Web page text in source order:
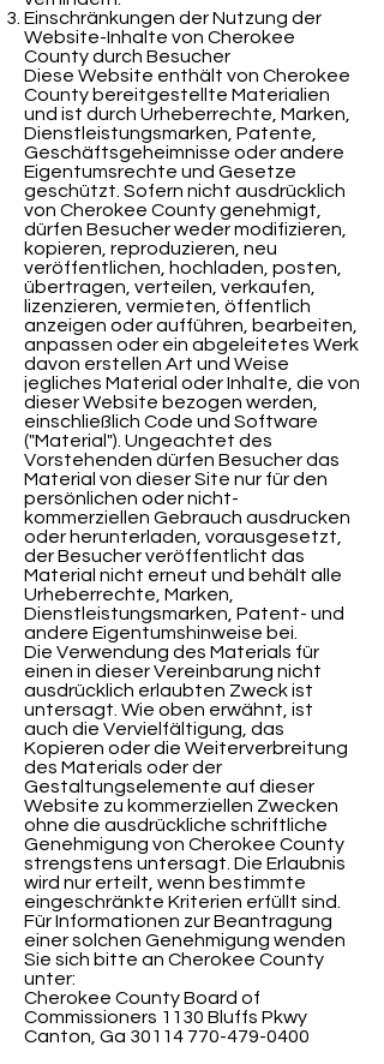
Einschränkungen der Nutzung der
Website-Inhalte von Cherokee
County durch Besucher
Diese Website enthält von Cherokee
County bereitgestellte Materialien
und ist durch Urheberrechte, Marken,
Dienstleistungsmarken, Patente,
Geschäftsgeheimnisse oder andere
Eigentumsrechte und Gesetze
geschützt. Sofern nicht ausdrücklich
von Cherokee County genehmigt,
dürfen Besucher weder modifizieren,
kopieren, reproduzieren, neu
veröffentlichen, hochladen, posten,
übertragen, verteilen, verkaufen,
lizenzieren, vermieten, öffentlich
anzeigen oder aufführen, bearbeiten,
anpassen oder ein abgeleitetes Werk
davon erstellen Art und Weise
jegliches Material oder Inhalte, die von
dieser Website bezogen werden,
einschließlich Code und Software
("Material"). Ungeachtet des
Vorstehenden dürfen Besucher das
Material von dieser Site nur für den
persönlichen oder nicht-
kommerziellen Gebrauch ausdrucken
oder herunterladen, vorausgesetzt,
der Besucher veröffentlicht das
Material nicht erneut und behält alle
Urheberrechte, Marken,
Dienstleistungsmarken, Patent- und
andere Eigentumshinweise bei.
Die Verwendung des Materials für
einen in dieser Vereinbarung nicht
ausdrücklich erlaubten Zweck ist
untersagt. Wie oben erwähnt, ist
auch die Vervielfältigung, das
Kopieren oder die Weiterverbreitung
des Materials oder der
Gestaltungselemente auf dieser
Website zu kommerziellen Zwecken
ohne die ausdrückliche schriftliche
Genehmigung von Cherokee County
strengstens untersagt. Die Erlaubnis
wird nur erteilt, wenn bestimmte
eingeschränkte Kriterien erfüllt sind.
Für Informationen zur Beantragung
einer solchen Genehmigung wenden
Sie sich bitte an Cherokee County
unter:
Cherokee County Board of
Commissioners 1130 Bluffs Pkwy
Canton, Ga 30114 770-479-0400